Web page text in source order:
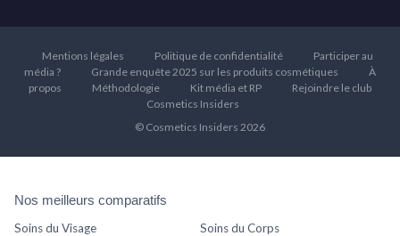
Mentions légales Politique de confidentialité
Participer au
média ?
Grande enquête 2025 sur les produits cosmétiques
À
propos
Méthodologie Kit média et RP
Rejoindre le club
Cosmetics Insiders
© Cosmetics Insiders 2026
Nos meilleurs comparatifs
Soins du Visage
Soins du Corps